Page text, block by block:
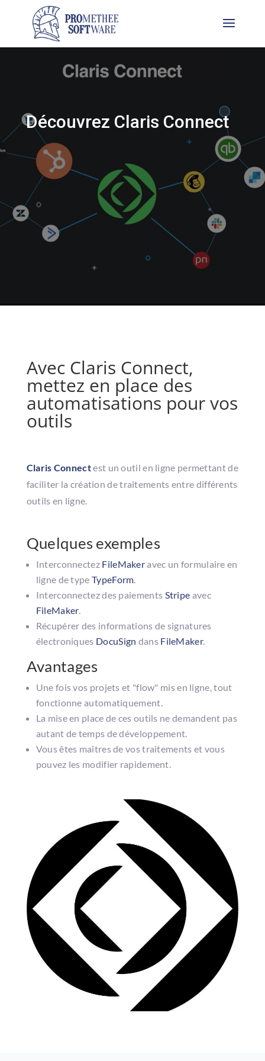
Découvrez Claris Connect
Avec Claris Connect,
mettez en place des
automatisations pour vos
outils
Claris Connectest un outil en ligne permettant de
faciliter la création de traitements entre différents
outils en ligne.
Quelques exemples
Interconnectez FileMakeravec un formulaire en
ligne de type TypeForm.
Interconnectez des paiements Stripe avec
FileMaker.
Récupérer des informations de signatures
électroniques DocuSign dans FileMaker.
Avantages
Une fois vos projets et "flow" mis en ligne, tout
fonctionne automatiquement.
La mise en place de ces outils ne demandent pas
autant de temps de développement.
Vous êtes maîtres de vos traitements et vous
pouvez les modifier rapidement.